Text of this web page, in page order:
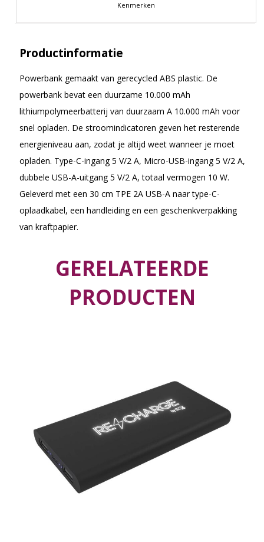
Kenmerken
Productinformatie
Powerbank gemaakt van gerecycled ABS plastic. De
powerbank bevat een duurzame 10.000 mAh
lithiumpolymeerbatterij van duurzaam A 10.000 mAh voor
snel opladen. De stroomindicatoren geven het resterende
energieniveau aan, zodat je altijd weet wanneer je moet
opladen. Type-C-ingang 5 V/2 A, Micro-USB-ingang 5 V/2 A,
dubbele USB-A-uitgang 5 V/2 A, totaal vermogen 10 W.
Geleverd met een 30 cm TPE 2A USB-A naar type-C-
oplaadkabel, een handleiding en een geschenkverpakking
van kraftpapier.
GERELATEERDE
PRODUCTEN